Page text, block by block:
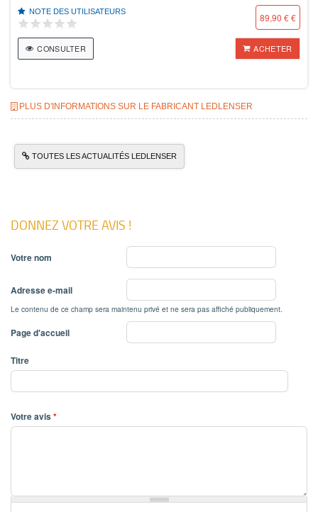
NOTE DES UTILISATEURS 89,90 € €
CONSULTER ACHETER
PLUS D'INFORMATIONS SUR LE FABRICANT LEDLENSER
TOUTES LES ACTUALITÉS LEDLENSER
DONNEZ VOTRE AVIS !
Votre nom
Adresse e-mail
Le contenu de ce champ sera maintenu privé et ne sera pas affiché publiquement.
Page d'accueil
Titre
Votre avis*